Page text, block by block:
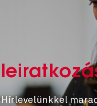
Hírlevelünkkel